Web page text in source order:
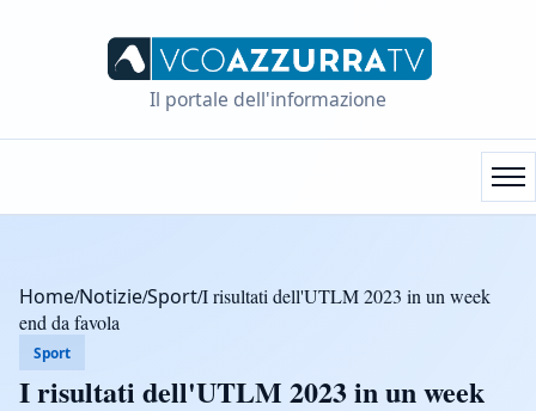
Il portale dell'informazione
Home/Notizie/Sport/I risultati dell'UTLM 2023 in un week
end da favola
Sport
I risultati dell'UTLM 2023 in un week